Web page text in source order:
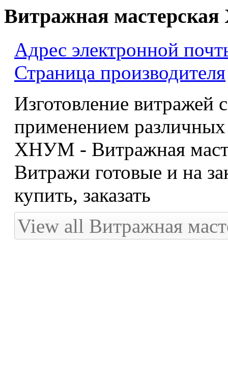
Витражная
Адрес электронной
Страница производителя
Изготовление витражей с
применением
ХНУМ - Витражная
Витражи готовые и на
купить, заказать
View all Витражная